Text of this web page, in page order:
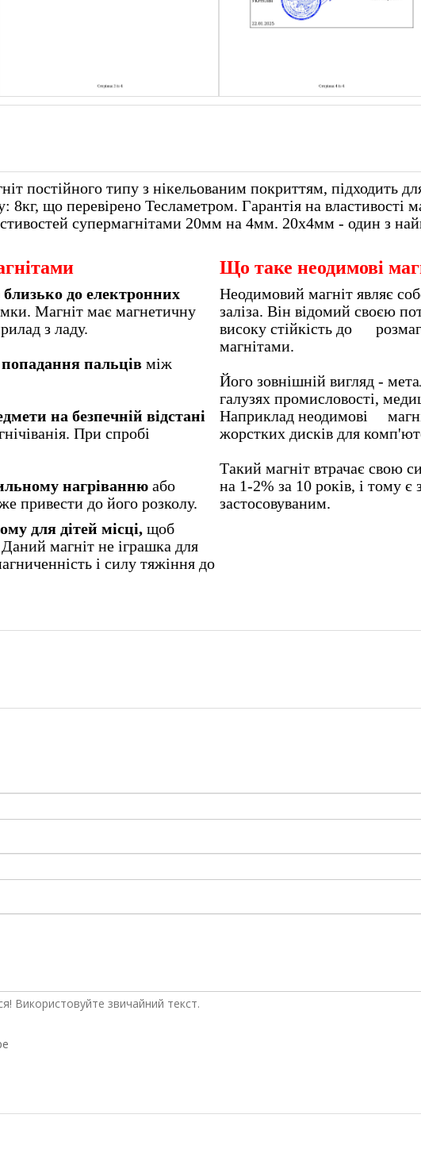
постійного типу з нікельованим покриттям, підходить
що перевірено Тесламетром. Гарантія на властивості
супермагнітами 20мм на 4мм. 20х4мм - один з
Що таке неодимові
до електронних
Магніт має магнетичну
з ладу.
пальців між
на безпечній відстані
При спробі
нагріванню або
привести до його розколу.
для дітей місці, щоб
магніт не іграшка для
і силу тяжіння до
Неодимовий магніт являє
заліза. Він відомий своєю
високу стійкість до
магнітами.
Його зовнішній вигляд -
галузях промисловості,
Наприклад неодимові
жорстких
Такий магніт втрачає свою
на 1-2% за 10 років, і тому є
застосовуваним.
Використовуйте звичайний текст.